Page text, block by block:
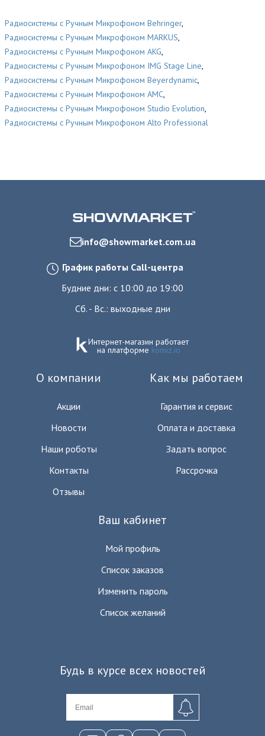
Радиосистемы с Ручным Микрофоном Behringer,
Радиосистемы с Ручным Микрофоном MARKUS,
Радиосистемы с Ручным Микрофоном AKG,
Радиосистемы с Ручным Микрофоном IMG Stage Line,
Радиосистемы с Ручным Микрофоном Beyerdynamic,
Радиосистемы с Ручным Микрофоном AMC,
Радиосистемы с Ручным Микрофоном Studio Evolution,
Радиосистемы с Ручным Микрофоном Alto Professional
info@showmarket.com.ua
График работы Call-центра
Будние дни: с 10:00 до 19:00
Сб. - Вс.: выходные дни
Интернет-магазин работает
на платформе komiz.io
О компании
Акции
Новости
Наши роботы
Контакты
Отзывы
Как мы работаем
Гарантия и сервис
Оплата и доставка
Задать вопрос
Рассрочка
Ваш кабинет
Мой профиль
Список заказов
Изменить пароль
Список желаний
Будь в курсе всех новостей